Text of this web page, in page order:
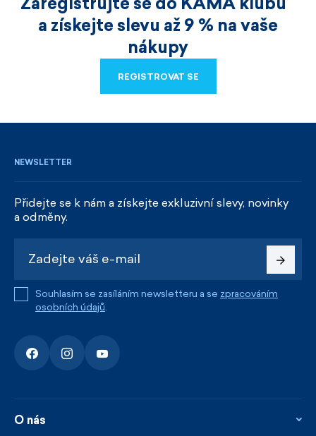
a získejte slevu až 9 % na vaše
nákupy
REGISTROVAT SE
NEWSLETTER
Přidejte se k nám a získejte exkluzivní slevy, novinky
a odměny.
Souhlasím se zasíláním newsletteru a se zpracováním
osobních údajů.
O nás